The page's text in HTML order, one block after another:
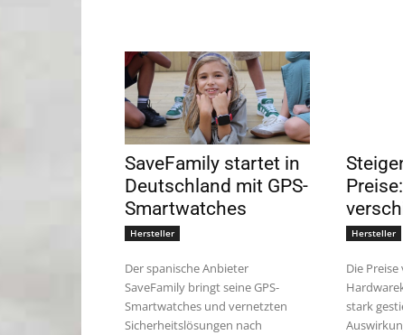
SaveFamily startet in
Deutschland mit GPS-
Smartwatches
Hersteller
Der spanische Anbieter
SaveFamily bringt seine GPS-
Smartwatches und vernetzten
Sicherheitslösungen nach
Hersteller
Die Preise
stark